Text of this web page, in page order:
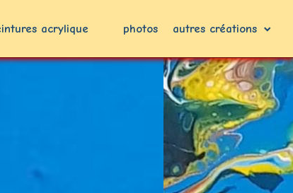
acrylique photos autres créations